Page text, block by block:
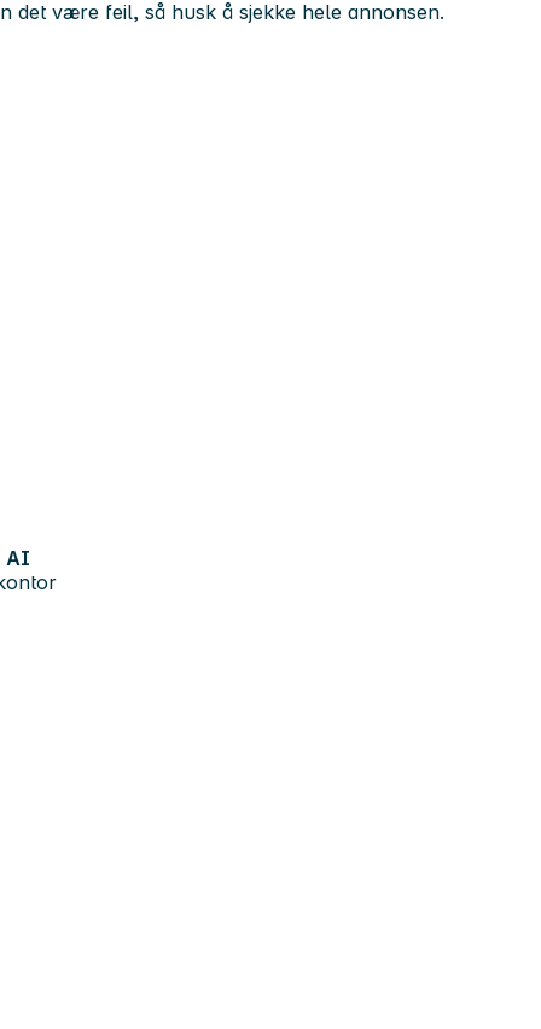
AI
det være feil, så husk å sjekke hele annonsen.